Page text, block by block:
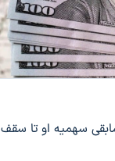
برای دفعات بعدی در طول همان سال محفوظ خواهد ماند.